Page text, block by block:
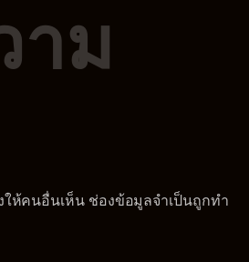
าม
ให้คนอื่นเห็น ช่องข้อมูลจำเป็นถูกทำ